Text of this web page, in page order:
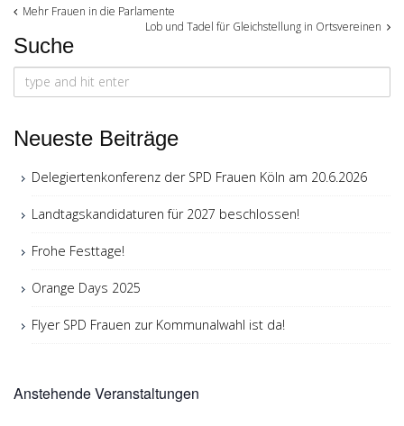
Post
navigation
Mehr Frauen in die Parlamente
Lob und Tadel für Gleichstellung in Ortsvereinen
Suche
Search
for:
Neueste Beiträge
Delegiertenkonferenz der SPD Frauen Köln am 20.6.2026
Landtagskandidaturen für 2027 beschlossen!
Frohe Festtage!
Orange Days 2025
Flyer SPD Frauen zur Kommunalwahl ist da!
Anstehende Veranstaltungen